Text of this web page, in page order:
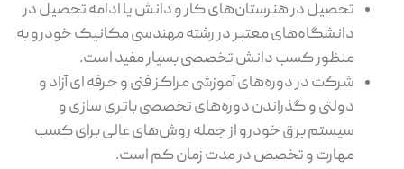
تحصیل در هنرستان‌های کار و دانش یا ادامه تحصیل در
دانشگاه‌های معتبر در رشته مهندسی مکانیک خودرو به
منظور کسب دانش تخصصی بسیار مفید است.
شرکت در دوره‌های آموزشی مراکز فنی و حرفه ای آزاد و
دولتی و گذراندن دوره‌های تخصصی باتری سازی و
سیستم برق خودرو از جمله روش‌های عالی برای کسب
مهارت و تخصص در مدت زمان کم است.